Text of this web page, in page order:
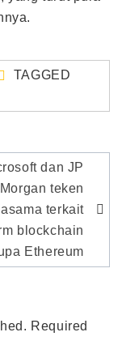
TAGGED
dan JP
Morgan teken
terkait
blockchain
Ethereum
Required